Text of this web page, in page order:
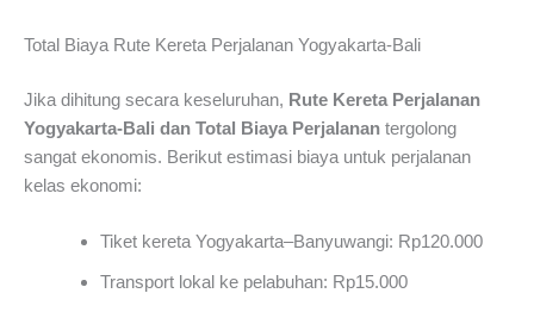
Total Biaya Rute Kereta Perjalanan Yogyakarta-Bali
Jika dihitung secara keseluruhan, Rute Kereta Perjalanan
Yogyakarta-Bali dan Total Biaya Perjalanan tergolong
sangat ekonomis. Berikut estimasi biaya untuk perjalanan
kelas ekonomi:
Tiket kereta Yogyakarta–Banyuwangi: Rp120.000
Transport lokal ke pelabuhan: Rp15.000